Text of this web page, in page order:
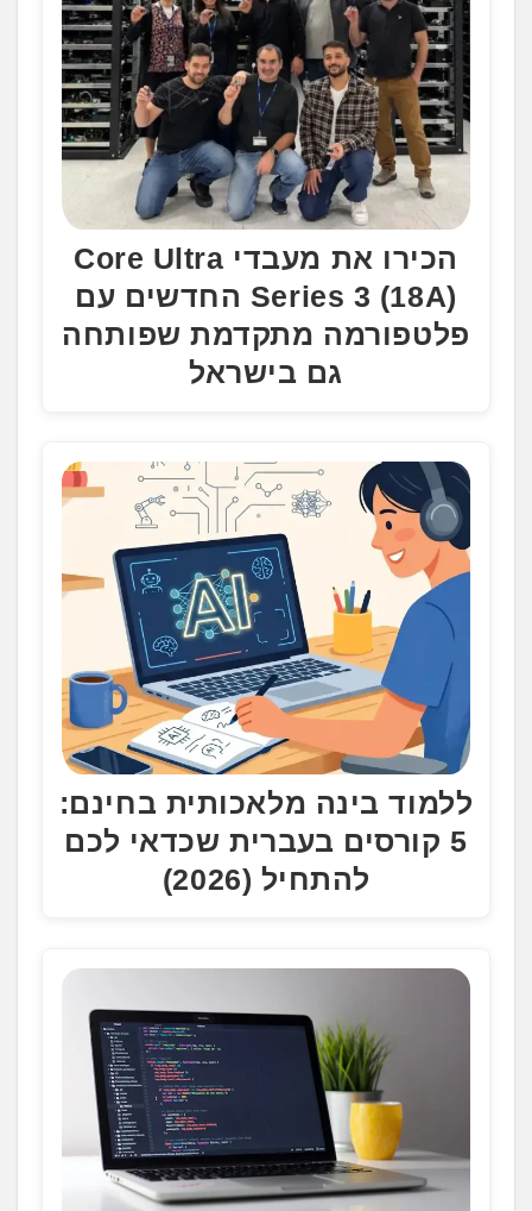
הכירו את מעבדי Core Ultra
Series 3 (18A) החדשים עם
פלטפורמה מתקדמת שפותחה
גם בישראל
ללמוד בינה מלאכותית בחינם:
5 קורסים בעברית שכדאי לכם
להתחיל (2026)